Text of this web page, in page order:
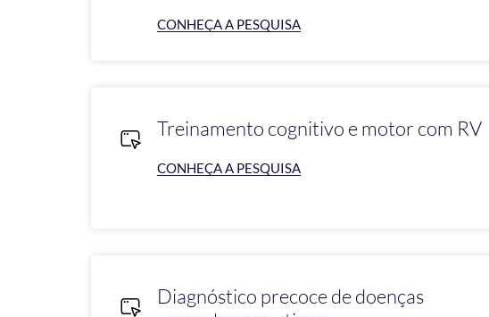
CONHEÇA A PESQUISA
Treinamento cognitivo e motor com RV
CONHEÇA A PESQUISA
Diagnóstico precoce de doenças